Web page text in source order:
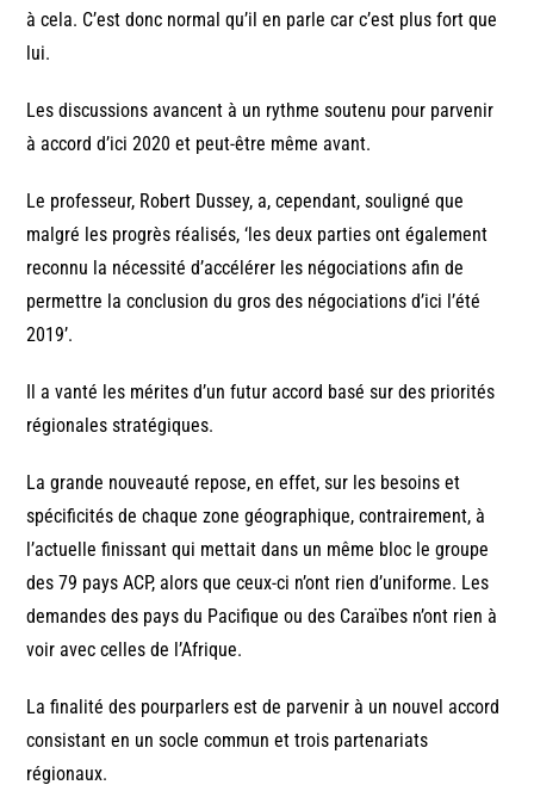
à cela. C’est donc normal qu’il en parle car c’est plus fort que
lui.
Les discussions avancent à un rythme soutenu pour parvenir
à accord d’ici 2020 et peut-être même avant.
Le professeur, Robert Dussey, a, cependant, souligné que
malgré les progrès réalisés, ‘les deux parties ont également
reconnu la nécessité d’accélérer les négociations afin de
permettre la conclusion du gros des négociations d’ici l’été
2019’.
Il a vanté les mérites d’un futur accord basé sur des priorités
régionales stratégiques.
La grande nouveauté repose, en effet, sur les besoins et
spécificités de chaque zone géographique, contrairement, à
l’actuelle finissant qui mettait dans un même bloc le groupe
des 79 pays ACP, alors que ceux-ci n’ont rien d’uniforme. Les
demandes des pays du Pacifique ou des Caraïbes n’ont rien à
voir avec celles de l’Afrique.
La finalité des pourparlers est de parvenir à un nouvel accord
consistant en un socle commun et trois partenariats
régionaux.